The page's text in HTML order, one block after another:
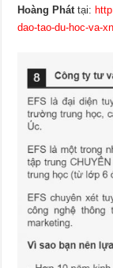
Hoàng Pháttại:
dao-tao-du-hoc-va-